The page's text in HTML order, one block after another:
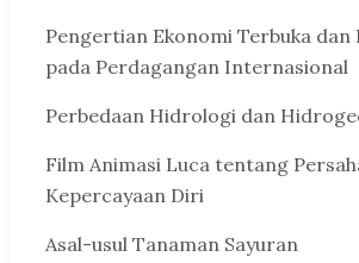
Pengertian Ekonomi Terbuka dan
pada Perdagangan Internasional
Perbedaan Hidrologi dan
Film Animasi Luca tentang
Kepercayaan Diri
Asal-usul Tanaman Sayuran